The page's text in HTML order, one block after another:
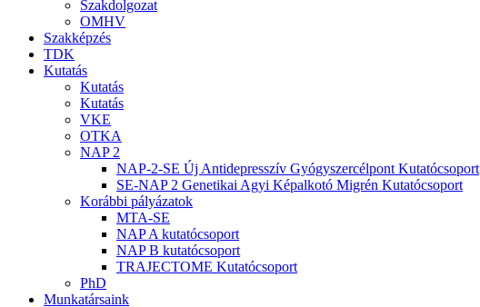
Szakdolgozat
OMHV
Szakképzés
TDK
Kutatás
Kutatás
Kutatás
VKE
OTKA
NAP 2
NAP-2-SE Új Antidepresszív Gyógyszercélpont Kutatócsoport
SE-NAP 2 Genetikai Agyi Képalkotó Migrén Kutatócsoport
Korábbi pályázatok
MTA-SE
NAP A kutatócsoport
NAP B kutatócsoport
TRAJECTOME Kutatócsoport
PhD
Munkatársaink